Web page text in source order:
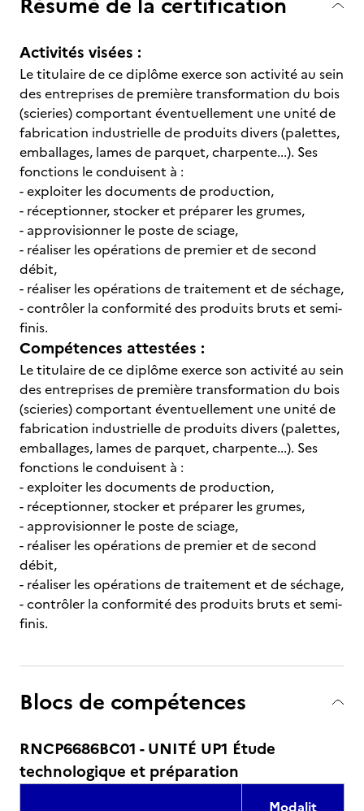
Activités visées :
Le titulaire de ce diplôme exerce son activité au sein
des entreprises de première transformation du bois
(scieries) comportant éventuellement une unité de
fabrication industrielle de produits divers (palettes,
emballages, lames de parquet, charpente...). Ses
fonctions le conduisent à :
- exploiter les documents de production,
- réceptionner, stocker et préparer les grumes,
- approvisionner le poste de sciage,
- réaliser les opérations de premier et de second
débit,
- réaliser les opérations de traitement et de séchage,
- contrôler la conformité des produits bruts et semi-
finis.
Compétences attestées :
Le titulaire de ce diplôme exerce son activité au sein
des entreprises de première transformation du bois
(scieries) comportant éventuellement une unité de
fabrication industrielle de produits divers (palettes,
emballages, lames de parquet, charpente...). Ses
fonctions le conduisent à :
- exploiter les documents de production,
- réceptionner, stocker et préparer les grumes,
- approvisionner le poste de sciage,
- réaliser les opérations de premier et de second
débit,
- réaliser les opérations de traitement et de séchage,
- contrôler la conformité des produits bruts et semi-
finis.
Blocs de compétences
RNCP6686BC01 - UNITÉ UP1 Étude
technologique et préparation
Modalit